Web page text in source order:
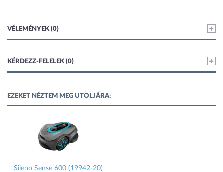
VÉLEMÉNYEK (0)
KÉRDEZZ-FELELEK (0)
EZEKET NÉZTEM MEG UTOLJÁRA:
Sileno Sense 600 (19942-20)